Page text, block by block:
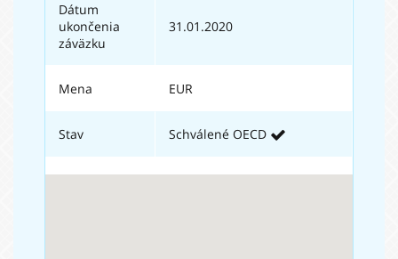
Dátum
ukončenia
záväzku
31.01.2020
Mena EUR
Stav Schválené OECD